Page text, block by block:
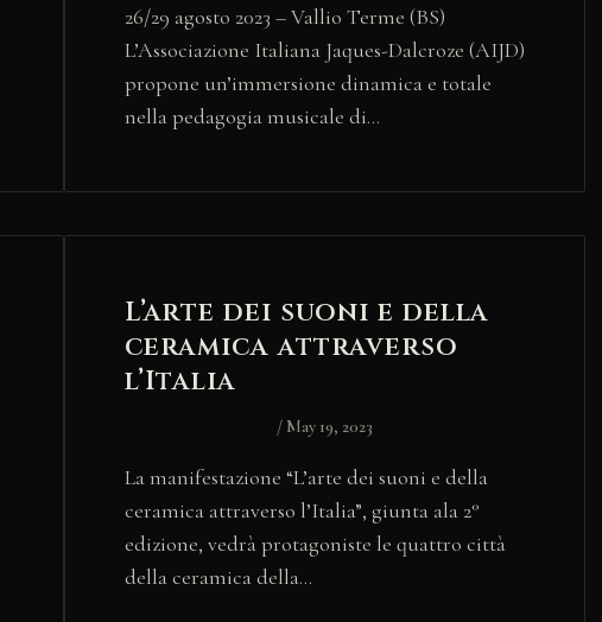
26/29 agosto 2023 – Vallio Terme (BS)
L’Associazione Italiana Jaques-Dalcroze (AIJD)
propone un’immersione dinamica e totale
nella pedagogia musicale di…
L’arte dei suoni e della
ceramica attraverso
l’Italia
/ May 19, 2023
La manifestazione “L’arte dei suoni e della
ceramica attraverso l’Italia”, giunta ala 2°
edizione, vedrà protagoniste le quattro città
della ceramica della…